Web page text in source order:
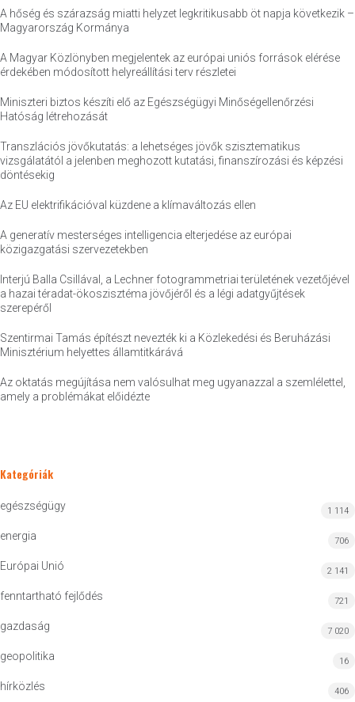
A hőség és szárazság miatti helyzet legkritikusabb öt napja következik –
Magyarország Kormánya
A Magyar Közlönyben megjelentek az európai uniós források elérése
érdekében módosított helyreállítási terv részletei
Miniszteri biztos készíti elő az Egészségügyi Minőségellenőrzési
Hatóság létrehozását
Transzlációs jövőkutatás: a lehetséges jövők szisztematikus
vizsgálatától a jelenben meghozott kutatási, finanszírozási és képzési
döntésekig
Az EU elektrifikációval küzdene a klímaváltozás ellen
A generatív mesterséges intelligencia elterjedése az európai
közigazgatási szervezetekben
Interjú Balla Csillával, a Lechner fotogrammetriai területének vezetőjével
a hazai téradat-ökoszisztéma jövőjéről és a légi adatgyűjtések
szerepéről
Szentirmai Tamás építészt nevezték ki a Közlekedési és Beruházási
Minisztérium helyettes államtitkárává
Az oktatás megújítása nem valósulhat meg ugyanazzal a szemlélettel,
amely a problémákat előidézte
Kategóriák
egészségügy 1 114
energia 706
Európai Unió 2 141
fenntartható fejlődés 721
gazdaság 7 020
geopolitika 16
hírközlés 406